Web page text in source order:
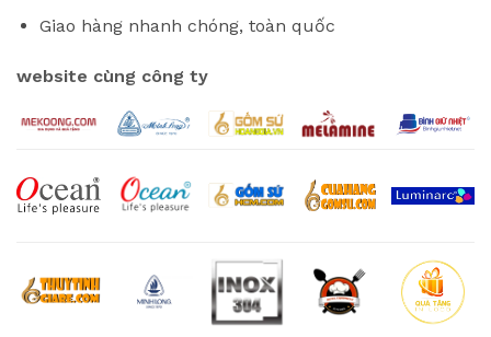
Giao hàng nhanh chóng, toàn quốc
website cùng công ty